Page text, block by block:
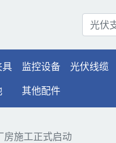
工在
具 监控设备
光伏线缆
其他配件
施工正式启动